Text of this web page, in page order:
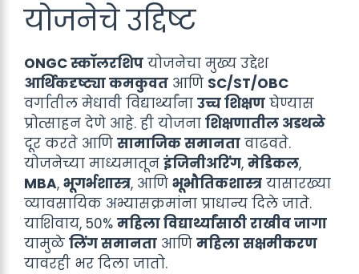
योजनेचे उद्दिष्ट
ONGC स्कॉलरशिप योजनेचा मुख्य उद्देश
आर्थिकदृष्ट्या कमकुवत आणि SC/ST/OBC
वर्गातील मेधावी विद्यार्थ्यांना उच्च शिक्षण घेण्यास
प्रोत्साहन देणे आहे. ही योजना शिक्षणातील अडथळे
दूर करते आणि सामाजिक समानता वाढवते.
योजनेच्या माध्यमातून इंजिनीअरिंग, मेडिकल,
MBA, भूगर्भशास्त्र, आणि भूभौतिकशास्त्र यासारख्या
व्यावसायिक अभ्यासक्रमांना प्राधान्य दिले जाते.
याशिवाय, 50% महिला विद्यार्थ्यांसाठी राखीव जागा
यामुळे लिंग समानता आणि महिला सक्षमीकरण
यावरही भर दिला जातो.